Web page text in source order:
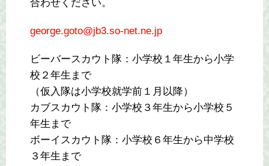
合わせください。
george.goto@jb3.so-net.ne.jp
ビーバースカウト隊：小学校１年生から小学
校２年生まで
（仮入隊は小学校就学前１月以降）
カブスカウト隊：小学校３年生から小学校５
年生まで
ボーイスカウト隊：小学校６年生から中学校
３年生まで